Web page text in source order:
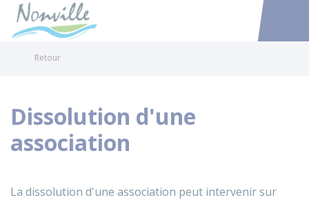
Accéder
Retour
Dissolution d'une
association
La dissolution d'une association peut intervenir sur